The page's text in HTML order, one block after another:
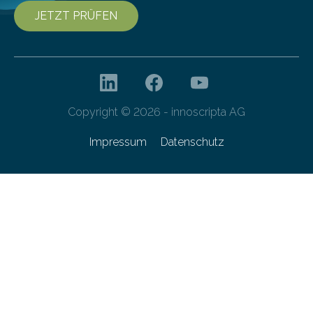
JETZT PRÜFEN
Copyright © 2026 - innoscripta AG
Impressum Datenschutz